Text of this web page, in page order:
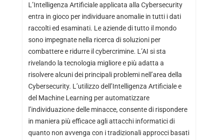
L’Intelligenza Artificiale applicata alla Cybersecurity
entra in gioco per individuare anomalie in tutti i dati
raccolti ed esaminati. Le aziende di tutto il mondo
sono impegnate nella ricerca di soluzioni per
combattere e ridurre il cybercrimine. L’AI si sta
rivelando la tecnologia migliore e più adatta a
risolvere alcuni dei principali problemi nell’area della
Cybersecurity. L’utilizzo dell’Intelligenza Artificiale e
del Machine Learning per automatizzare
l’individuazione delle minacce, consente di rispondere
in maniera più efficace agli attacchi informatici di
quanto non avvenga con i tradizionali approcci basati